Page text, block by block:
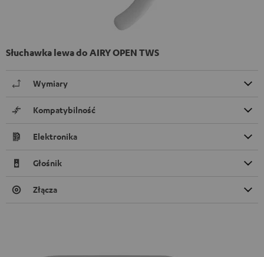
Słuchawka lewa do AIRY OPEN TWS
Wymiary
Kompatybilność
Elektronika
Głośnik
Złącza